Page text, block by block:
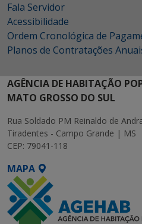
Fala Servidor
Acessibilidade
Ordem Cronológica de
Planos de Contratações
AGÊNCIA DE HABITAÇÃO
MATO GROSSO DO SUL
Rua Soldado PM Reinaldo de
Tiradentes - Campo Grande | MS
CEP: 79041-118
MAPA